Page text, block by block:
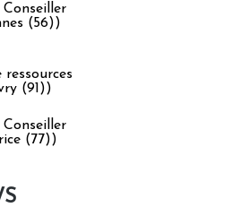
Conseiller
(56))
(91))
Conseiller
(77))